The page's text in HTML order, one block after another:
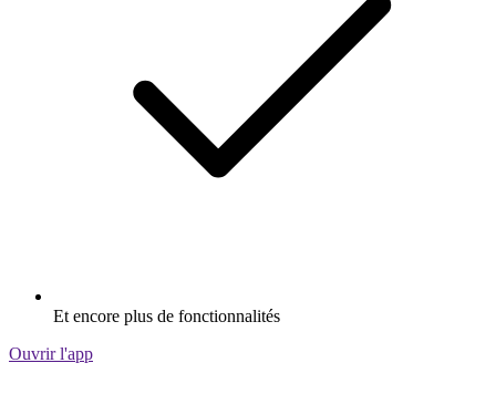
Et encore plus de fonctionnalités
Ouvrir l'app